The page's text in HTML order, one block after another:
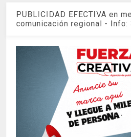
PUBLICIDAD EFECTIVA en
comunicación regional - Info: